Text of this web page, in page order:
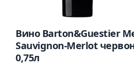
Вино Barton&Guestier
Sauvignon-Merlot
0,75л